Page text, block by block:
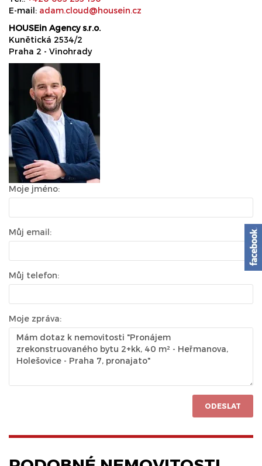
E-mail: adam.cloud@housein.cz
HOUSEin Agency s.r.o.
Kunětická 2534/2
Praha 2 - Vinohrady
Moje jméno:
Můj email:
Můj telefon:
Moje zpráva:
ODESLAT